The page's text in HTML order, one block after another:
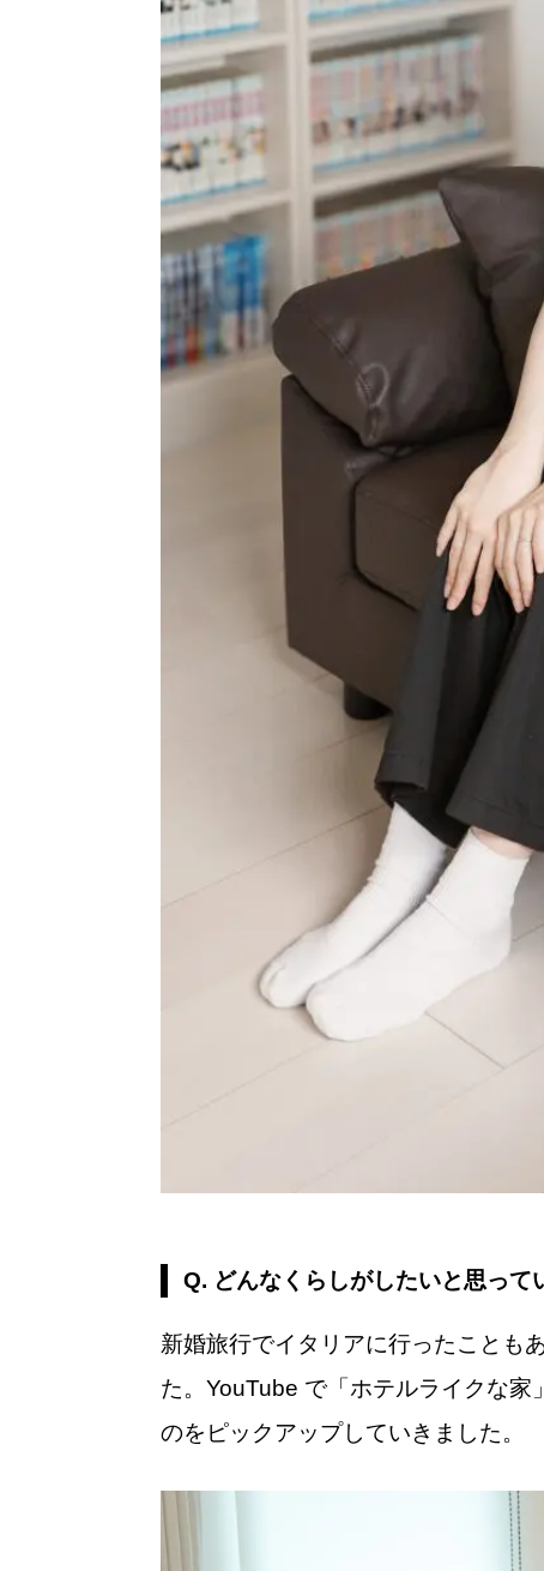
Q. どんなくらしがしたいと思って
新婚旅行でイタリアに行ったことも
た。YouTube で「ホテルライクな
のをピックアップしていきました。